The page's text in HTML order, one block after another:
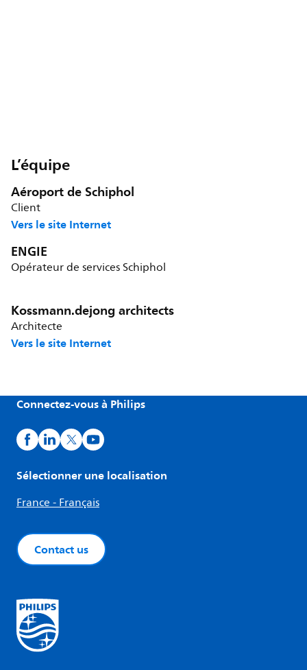
L’équipe
Aéroport de Schiphol
Client
Vers le site Internet
ENGIE
Opérateur de services Schiphol
Kossmann.dejong architects
Architecte
Vers le site Internet
Connectez-vous à Philips
Sélectionner une localisation
France - Français
Contact us